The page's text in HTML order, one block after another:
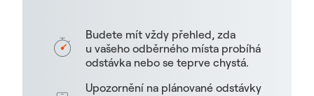
Budete mít vždy přehled, zda
u vašeho odběrného místa probíhá
odstávka nebo se teprve chystá.
Upozornění na plánované odstávky